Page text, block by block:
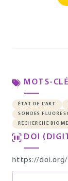
MOTS-
ÉTAT DE L'ART
SONDES
RECHERCHE
DOI
https://doi.org/